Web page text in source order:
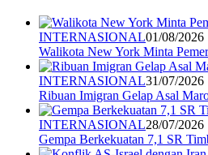
INTERNASIONAL01/08/2026
Walikota New York Minta
INTERNASIONAL31/07/2026
Ribuan Imigran Gelap Asal
INTERNASIONAL28/07/2026
Gempa Berkekuatan 7,1 SR